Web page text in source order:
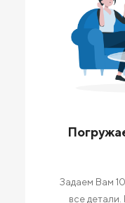
Задаем Вам
все